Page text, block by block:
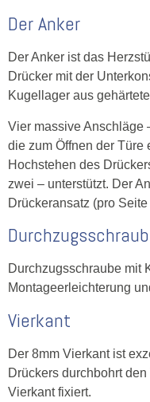
Der Anker
Der Anker ist das
Drücker mit der
Kugellager aus
Vier massive Anschläge
die zum Öffnen der Türe
Hochstehen des
zwei – unterstützt. Der
Drückeransatz (pro
Durchzugsschraube mit
Montageerleichterung
Vierkant
Der 8mm Vierkant ist
Drückers durchbohrt
Vierkant fixiert.